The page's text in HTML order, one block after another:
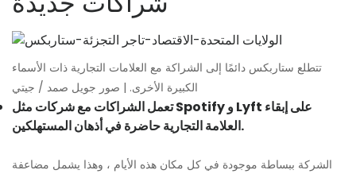
تتطلع ستاربكس دائمًا إلى الشراكة مع العلامات التجارية ذات الأسماء
الكبيرة الأخرى. | صور جويل صمد / جيتي
تعمل الشراكات مع شركات مثل Spotify و Lyft على إبقاء
العلامة التجارية حاضرة في أذهان المستهلكين.
الشركة ببساطة موجودة في كل مكان هذه الأيام ، وهذا يشمل مضاعفة